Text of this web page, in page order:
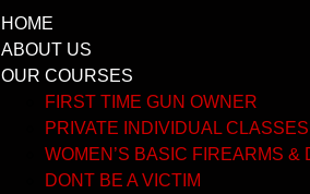
HOME
ABOUT US
OUR COURSES
FIRST TIME GUN OWNER
PRIVATE INDIVIDUAL CLASSES
WOMEN’S BASIC FIREARMS
DONT BE A VICTIM